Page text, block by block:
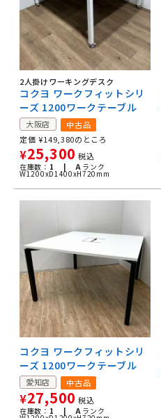
2人掛けワーキングデスク
コクヨ ワークフィットシリ
ーズ 1200ワークテーブル
大阪店
中古品
定価 ¥149,380のところ
¥25,300 税込
在庫数： 1 | A ランク
W1200xD1400xH720mm
コクヨ ワークフィットシリ
ーズ 1200ワークテーブル
愛知店 中古品
¥27,500 税込
在庫数： 1 | Aランク